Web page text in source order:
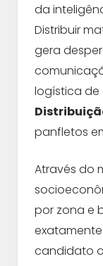
da
Distribuir
gera
logística de
panfletos
Através do
por zona e
candidato